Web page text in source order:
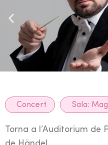
Concert Sala:
Torna a l’Auditorium de